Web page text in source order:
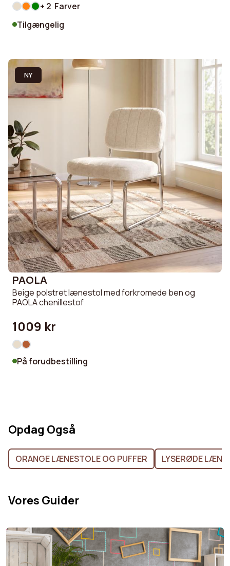
+ 2 Farver
Tilgængelig
NY
PAOLA
Beige polstret lænestol med forkromede ben og
PAOLA chenillestof
1009 kr
På forudbestilling
Opdag Også
ORANGE LÆNESTOLE OG PUFFER LYSERØDE
Vores Guider